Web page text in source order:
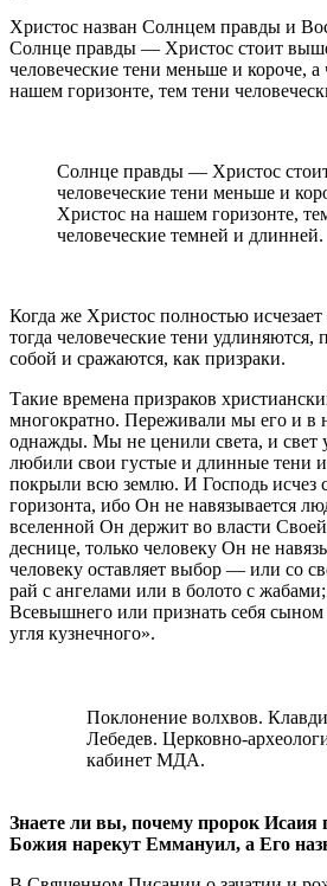
Христос назван Солнцем правды и
Солнце правды — Христос стоит
человеческие тени меньше и короче,
нашем горизонте, тем тени
Солнце правды — Христос
человеческие тени меньше и
Христос на нашем горизонте,
человеческие темней и длинней.
Когда же Христос полностью
тогда человеческие тени удлиняются,
собой и сражаются, как призраки.
Такие времена призраков
многократно. Переживали мы его и в
однажды. Мы не ценили света, и свет
любили свои густые и длинные тени
покрыли всю землю. И Господь исчез
горизонта, ибо Он не навязывается
вселенной Он держит во власти
деснице, только человеку Он не
человеку оставляет выбор — или со
рай с ангелами или в болото с
Всевышнего или признать себя
угля кузнечного».
Поклонение волхвов.
Лебедев. Церковно-
кабинет МДА.
Знаете ли вы, почему пророк Исаия
Божия нарекут Еммануил, а Его